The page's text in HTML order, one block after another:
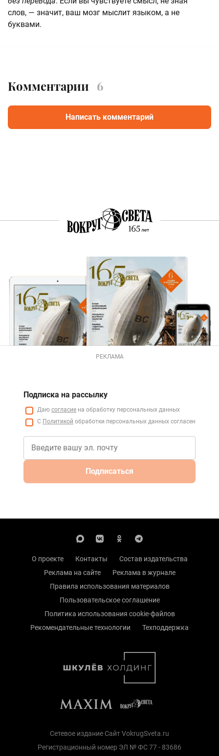
слов, — значит, ваш мозг мыслит языком, а не
буквами.
Комментарии 6
Написать комментарий
РЕКЛАМА
Подписка на рассылку
Даю согласие на обработку персональных данных
С Политикой обработки персональных данных согласен
Подписаться
О проекте Контакты
Состав издательства
Реклама на сайте
Реклама в журнале
Правила использования материалов
Пользовательское соглашение
Политика использования cookie-файлов
Рекомендательные технологии
Техподдержка
Сетевое издание Сайт VokrugSveta.ru
Регистрационный номер ЭЛ № ФС 77 - 83686